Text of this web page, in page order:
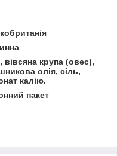
вівсяна крупа (овес),
олія, сіль,
калію.
пакет